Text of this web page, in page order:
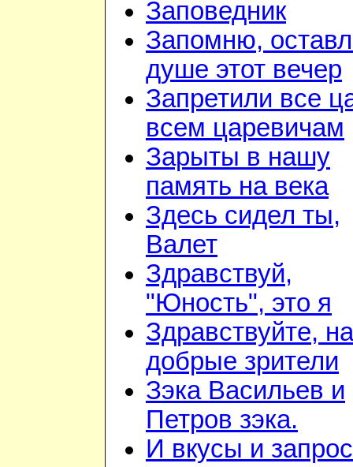
Заповедник
Запомню,
душе этот вечер
Запретили все
всем царевичам
Зарыты в нашу
память на века
Здесь сидел ты,
Валет
Здравствуй,
"Юность", это я
Здравствуйте,
добрые зрители
Зэка Васильев и
Петров зэка.
И вкусы и